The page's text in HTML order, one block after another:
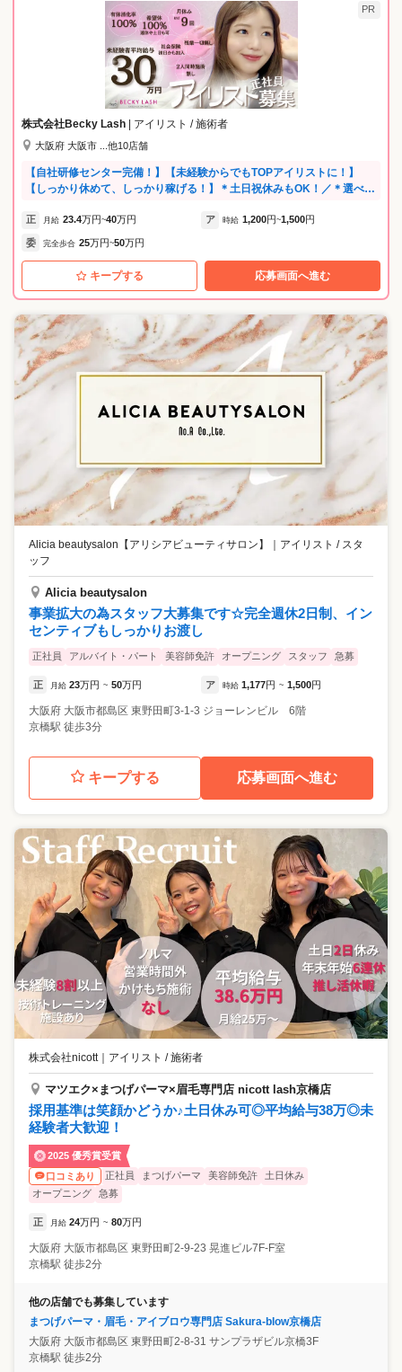
PR
株式会社Becky Lash | アイリスト / 施術者
大阪府 大阪市 ...他10店舗
【自社研修センター完備！】【未経験からでもTOPアイリストに！】
【しっかり休めて、しっかり稼げる！】＊土日祝休みもOK！／＊選べる
自由！／＊ネイルも自由！／＊福利厚生も充実！(お誕生日休みあり)／＊
働くスタッフは20代～30代！／【是非、一緒に楽しく働きましょう(^
正 月給 23.4万円 ~40万円 ア 時給 1,200円 ~1,500円
委 完全歩合 25万円~50万円
キープする 応募画面へ進む
Alicia beautysalon【アリシアビューティサロン】 ｜ アイリスト / スタ
ッフ
Alicia beautysalon
事業拡大の為スタッフ大募集です☆完全週休2日制、イン
センティブもしっかりお渡し
正社員 アルバイト・パート 美容師免許 オープニング スタッフ 急募
正 月給 23万円 ~ 50万円 ア 時給 1,177円 ~ 1,500円
大阪府 大阪市都島区 東野田町3-1-3 ジョーレンビル 6階
京橋駅 徒歩3分
キープする 応募画面へ進む
株式会社nicott｜ アイリスト / 施術者
マツエク×まつげパーマ×眉毛専門店 nicott lash京橋店
採用基準は笑顔かどうか♪土日休み可◎平均給与38万◎未
経験者大歓迎！
2025 優秀賞受賞
口コミあり
正社員 まつげパーマ 美容師免許
土日休み
オープニング
急募
正 月給 24万円 ~ 80万円
大阪府 大阪市都島区 東野田町2-9-23 晃進ビル7F-F室
京橋駅 徒歩2分
他の店舗でも募集しています
まつげパーマ・眉毛・アイブロウ専門店 Sakura-blow京橋店
大阪府 大阪市都島区 東野田町2-8-31 サンプラザビル京橋3F
京橋駅 徒歩2分